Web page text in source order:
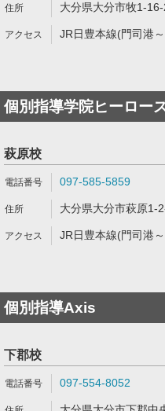
大分県大分市牧1-
JR日豊本線(門司港
個別指導学院ヒーロー
萩原校
097-585-5859
大分県大分市萩原1-
JR日豊本線(門司港
個別指導Axis
下郡校
097-554-8052